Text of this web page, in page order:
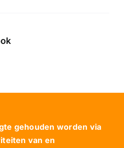
gehouden worden via
van en